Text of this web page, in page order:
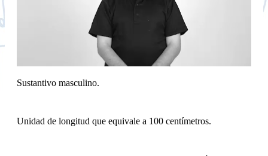
Sustantivo masculino.
Unidad de longitud que equivale a 100 centímetros.